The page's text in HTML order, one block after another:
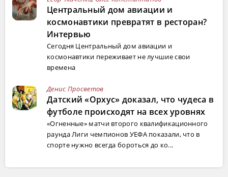
Центральный дом авиации и
космонавтики превратят в ресторан?
Интервью
Сегодня Центральный дом авиации и
космонавтики переживает не лучшие свои
времена
Денис Просветов
Датский «Орхус» доказал, что чудеса в
футболе происходят на всех уровнях
«Огненные» матчи второго квалификационного
раунда Лиги чемпионов УЕФА показали, что в
спорте нужно всегда бороться до ко...